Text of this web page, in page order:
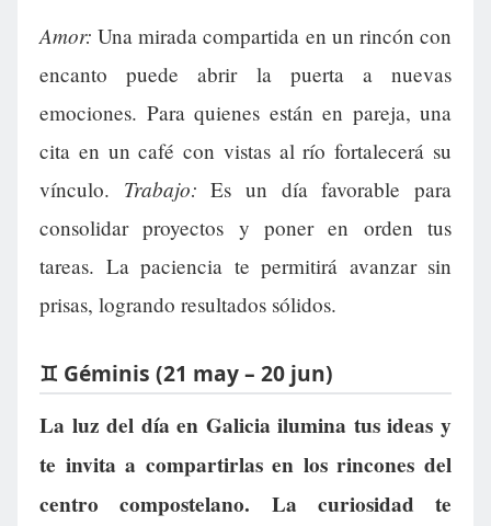
Amor: Una mirada compartida en un rincón con
encanto puede abrir la puerta a nuevas
emociones. Para quienes están en pareja, una
cita en un café con vistas al río fortalecerá su
vínculo. Trabajo: Es un día favorable para
consolidar proyectos y poner en orden tus
tareas. La paciencia te permitirá avanzar sin
prisas, logrando resultados sólidos.
♊ Géminis (21 may – 20 jun)
La luz del día en Galicia ilumina tus ideas y
te invita a compartirlas en los rincones del
centro compostelano. La curiosidad te